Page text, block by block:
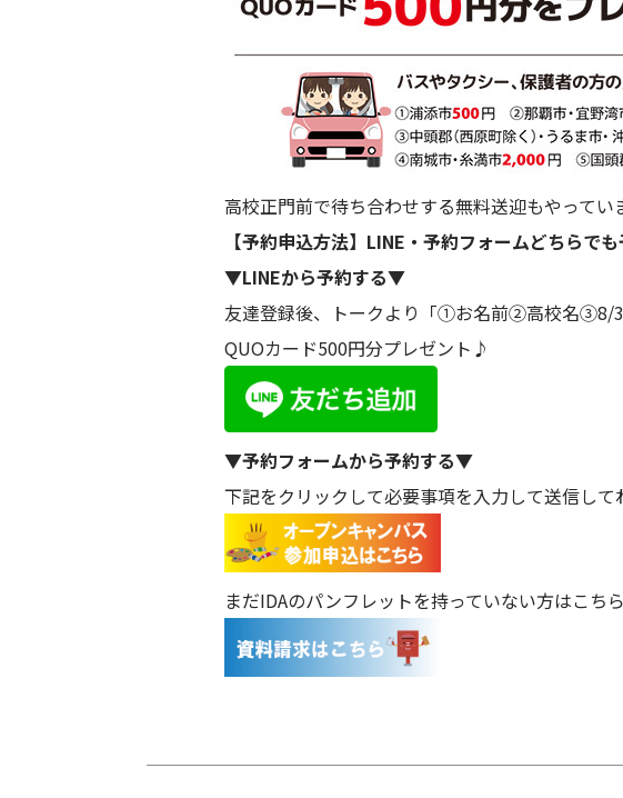
高校正門前で待ち合わせする無料送迎もやって
【予約申込方法】LINE・予約フォームどちらでも
▼LINEから予約する▼
友達登録後、トークより「①お名前②高校名③8/
QUOカード500円分プレゼント♪
▼予約フォームから予約する▼
下記をクリックして必要事項を入力して送信して
まだIDAのパンフレットを持っていない方はこち